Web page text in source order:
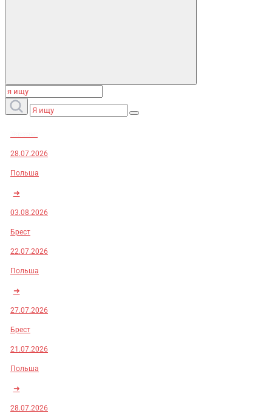
28.07.2026
Польша
➜
03.08.2026
Брест
22.07.2026
Польша
➜
27.07.2026
Брест
21.07.2026
Польша
➜
28.07.2026